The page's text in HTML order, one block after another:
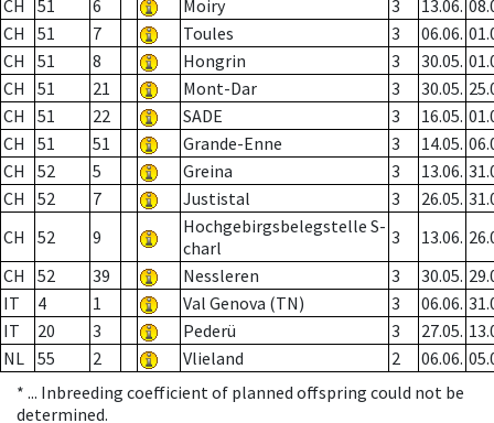
CH 51 6 Moiry 3 13.06.
CH
51 7 Toules 3 06.06.
CH
51 8 Hongrin 3 30.05.
CH
51 21 Mont-Dar 3 30.05.
CH
51 22 SADE 3 16.05.
CH
51 51 Grande-Enne 3 14.05.
CH
52 5 Greina 3 13.06.
CH
52 7 Justistal 3 26.05.
CH
52 9
Hochgebirgsbelegstelle S-
charl
3 13.06.
CH
52 39 Nessleren 3 30.05.
IT
4 1 Val Genova (TN) 3 06.06.
IT
20 3 Pederü 3 27.05.
NL 55 2 Vlieland 2 06.06.
* ... Inbreeding coefficient of planned offspring could not be
determined.